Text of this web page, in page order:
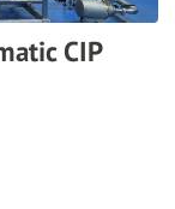
CIP